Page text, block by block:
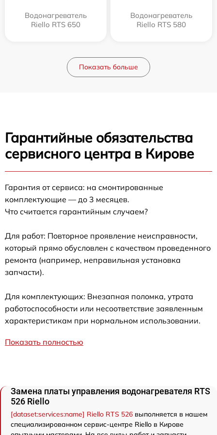
Водонагреватель
Riello RTS 650
Водонагреватель
Riello RTS 580
Показать больше
Гарантийные обязательства
сервисного центра в Кирове
Гарантия от сервиса: на смонтированные
комплектующие — до 3 месяцев.
Что считается гарантийным случаем?
Для работ: Повторное проявление неисправности,
который прямо обусловлен с качеством проведенного
ремонта (например, неправильная установка
запчасти).
Для комплектующих: Внезапная поломка, утрата
работоспособности или несоответствие заявленным
характеристикам при нормальном использовании.
Показать полностью
Замена платы управления водонагревателя RTS
526 Riello
[dataset:services:name] Riello RTS 526 выполняется в нашем
специализированном сервис-центре Riello в Кирове